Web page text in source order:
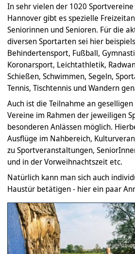
In sehr vielen der 1020
Hannover gibt es spezielle
Seniorinnen und Senioren. Für die
diversen Sportarten sei hier
Behindertensport, Fußball,
Koronarsport, Leichtathletik,
Schießen, Schwimmen, Segeln,
Tennis, Tischtennis und Wandern
Auch ist die Teilnahme an
Vereine im Rahmen der jeweiligen
besonderen Anlässen möglich.
Ausflüge im Nahbereich,
zu Sportveranstaltungen,
und in der Vorweihnachtszeit etc.
Natürlich kann man sich auch
Haustür betätigen - hier ein paar